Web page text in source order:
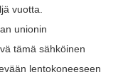
vuotta.
unionin
tämä sähköinen
lentokoneeseen